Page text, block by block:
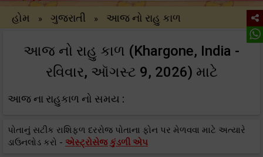
હોમ » ગુજરાતી » આજ નો રાહુ કાળ
આજ નો રાહુ કાળ (Khargone, India -
રવિવાર, ઑગસ્ટ 9, 2026) માટે
આજ ના રાહુકાળ નો સમય :
પોતાનું સટીક રાશિફળ દરરોજ પોતાના ફોન પર મેળવવા માટે અત્યારે
ડાઉનલોડ કરો - એસ્ટ્રોસેજ કુંડળી એપ